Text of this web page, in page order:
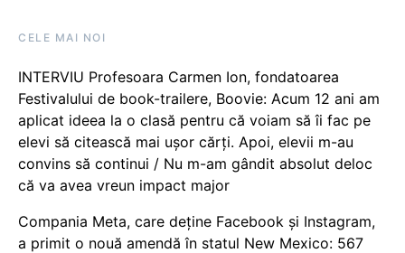
CELE MAI NOI
INTERVIU Profesoara Carmen Ion, fondatoarea
Festivalului de book-trailere, Boovie: Acum 12 ani am
aplicat ideea la o clasă pentru că voiam să îi fac pe
elevi să citească mai ușor cărți. Apoi, elevii m-au
convins să continui / Nu m-am gândit absolut deloc
că va avea vreun impact major
Compania Meta, care deține Facebook și Instagram,
a primit o nouă amendă în statul New Mexico: 567